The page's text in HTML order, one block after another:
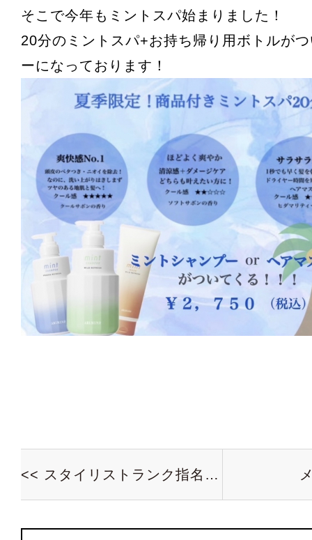
そこで今年もミントスパ始まりました！
20分のミントスパ+お持ち帰り用ボトルが
ーになっております！
<< スタイリストランク指名料金のお知らせ